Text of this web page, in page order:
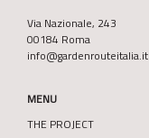
Via Nazionale, 243
00184 Roma
info@gardenrouteitalia.it
MENU
THE PROJECT